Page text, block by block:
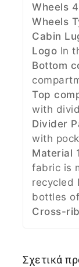
Wheels
Wheels
Cabin
Logo In
Bottom
Top
with
Divider
with
Material
fabric is
recycled
bottles
Cross-
Σχετικά